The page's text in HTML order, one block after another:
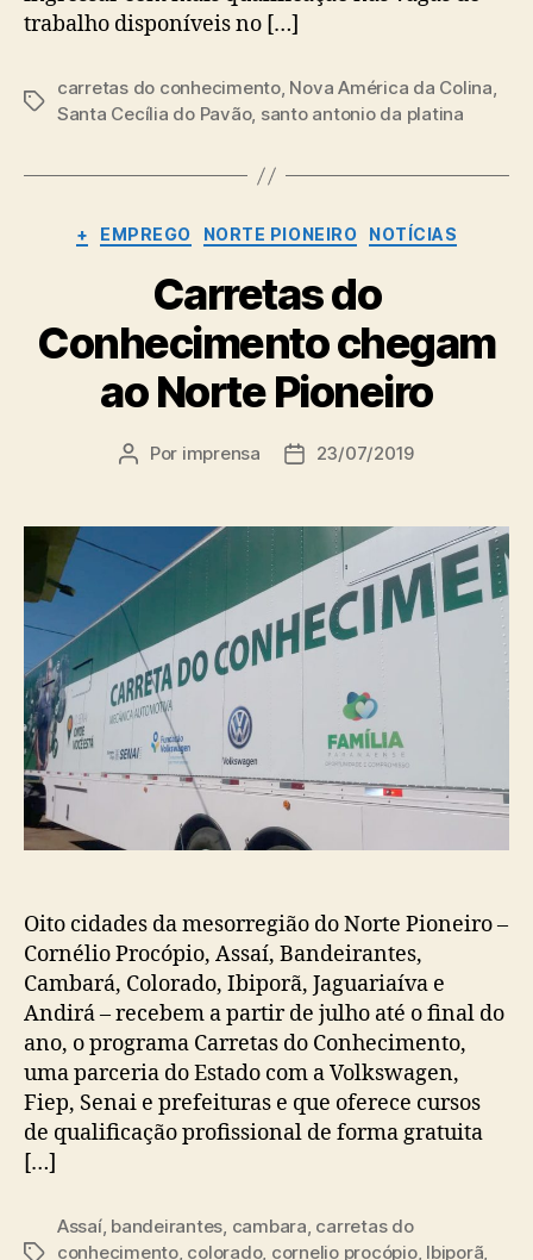
trabalho disponíveis no […]
Tags
carretas do conhecimento, Nova América da Colina,
Santa Cecília do Pavão, santo antonio da platina
Categorias
+ EMPREGO NORTE PIONEIRO NOTÍCIAS
Carretas do
Conhecimento chegam
ao Norte Pioneiro
Autor
Por imprensa
Data23/07/2019
Oito cidades da mesorregião do Norte Pioneiro –
Cornélio Procópio, Assaí, Bandeirantes,
Cambará, Colorado, Ibiporã, Jaguariaíva e
Andirá – recebem a partir de julho até o final do
ano, o programa Carretas do Conhecimento,
uma parceria do Estado com a Volkswagen,
Fiep, Senai e prefeituras e que oferece cursos
de qualificação profissional de forma gratuita
[…]
Tags
Assaí, bandeirantes cambara carretas do
conhecimento, colorado, cornelio procópio, Ibiporã